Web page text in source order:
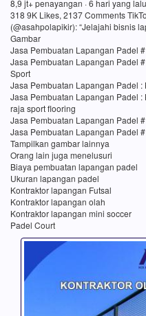
8,9 jt+ penayangan · 6 hari yang lalu
318 9K Likes, 2137 Comments
(@asahpolapikir): “Jelajahi bisnis
Gambar
Jasa Pembuatan Lapangan Padel
Jasa Pembuatan Lapangan Padel
Sport
Jasa Pembuatan Lapangan Padel
Jasa Pembuatan Lapangan Padel
raja sport flooring
Jasa Pembuatan Lapangan Padel
Jasa Pembuatan Lapangan Padel
Tampilkan gambar lainnya
Orang lain juga menelusuri
Biaya pembuatan lapangan padel
Ukuran lapangan padel
Kontraktor lapangan Futsal
Kontraktor lapangan olah
Kontraktor lapangan mini soccer
Padel Court